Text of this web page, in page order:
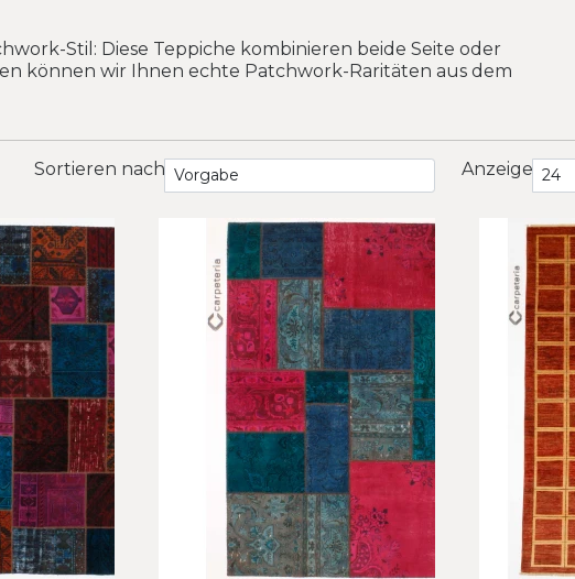
Stil: Diese Teppiche kombinieren beide Seite oder
können wir Ihnen echte Patchwork-Raritäten aus dem
Sortieren nach Anzeige